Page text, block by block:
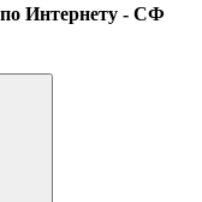
по Интернету - СФ